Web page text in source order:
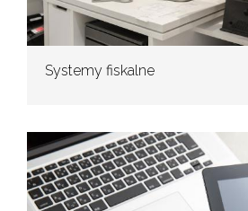
Systemy fiskalne